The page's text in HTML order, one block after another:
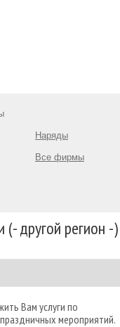
Наряды
Все фирмы
другой регион -)
Вам услуги по
мероприятий.